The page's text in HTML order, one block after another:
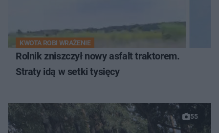
KWOTA ROBI WRAŻENIE
Rolnik zniszczył nowy asfalt traktorem.
Straty idą w setki tysięcy
55